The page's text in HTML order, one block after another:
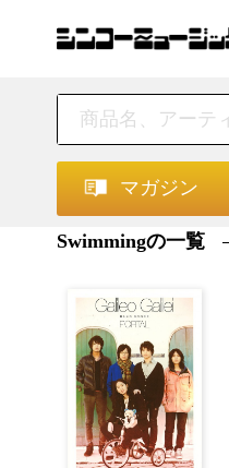
マガジン
Swimmingの一覧